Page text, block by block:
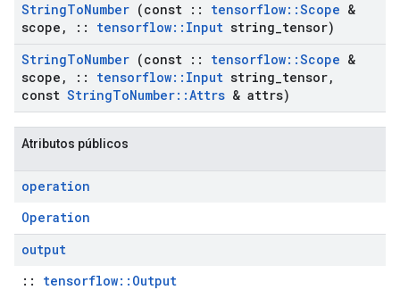
StringToNumber (const :: tensorflow::Scope &
scope , :: tensorflow:: Input string tensor)
StringToNumber (const :: tensorflow::Scope &
scope , :: tensorflow:: Input string tensor,
const StringToNumber::Attrs & attrs)
Atributos públicos
operation
Operation
output
:: tensorflow::Output